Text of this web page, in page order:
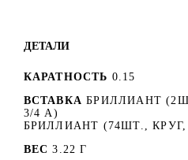
ДЕТАЛИ
КАРАТНОСТЬ 0.15
ВСТАВКА БРИЛЛИАНТ
3/4 А)
БРИЛЛИАНТ (74ШТ., КРУГ,
ВЕС 3.22 Г